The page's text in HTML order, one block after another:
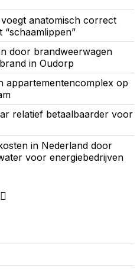
anatomisch correct
door brandweerwagen
in Oudorp
appartementencomplex op
relatief betaalbaarder voor
in Nederland door
voor energiebedrijven